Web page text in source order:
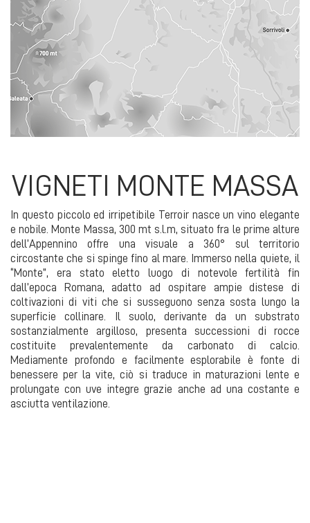
VIGNETI MONTE MASSA
In questo piccolo ed irripetibile Terroir nasce un vino elegante
e nobile. Monte Massa, 300 mt s.l.m, situato fra le prime alture
dell’Appennino offre una visuale a 360° sul territorio
circostante che si spinge fino al mare. Immerso nella quiete, il
“Monte”, era stato eletto luogo di notevole fertilità fin
dall’epoca Romana, adatto ad ospitare ampie distese di
coltivazioni di viti che si susseguono senza sosta lungo la
superficie collinare. Il suolo, derivante da un substrato
sostanzialmente argilloso, presenta successioni di rocce
costituite prevalentemente da carbonato di calcio.
Mediamente profondo e facilmente esplorabile è fonte di
benessere per la vite, ciò si traduce in maturazioni lente e
prolungate con uve integre grazie anche ad una costante e
asciutta ventilazione.